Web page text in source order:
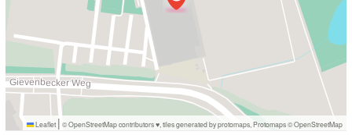
Leaflet | © OpenStreetMap contributors ♥, tiles generated by protomaps Protomaps©OpenStreetMap